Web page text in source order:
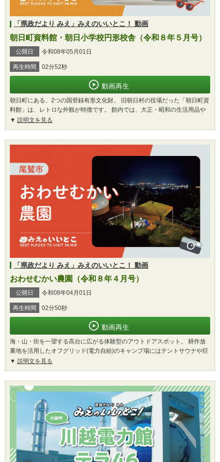
「県政だより みえ」みえのいいとこ！ 動画
朝日町資料館・朝日小学校円形校舎（令和８年５月号）
公開日 令和08年05月01日
再生時間 02分52秒
動画再生
朝日町にある、2つの国登録有形文化財。 旧朝日村の役場だった「朝日町資
料館」は、レトロな外観が特徴です。 館内では、大正・昭和の生活用品や
説明文を見る
「県政だより みえ」みえのいいとこ！ 動画
おわせむかい農園（令和８年４月号）
公開日 令和08年04月01日
再生時間 02分50秒
動画再生
海・山・街を一望する高台に広がる体験型のアウトドアスポット。 耕作放
棄地を活用したオフグリッド(電力自給)のキャンプ場にはテントサウナや巨
説明文を見る